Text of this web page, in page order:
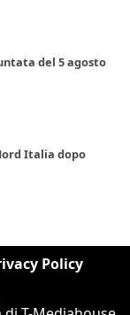
del 5 agosto
Italia dopo
Policy